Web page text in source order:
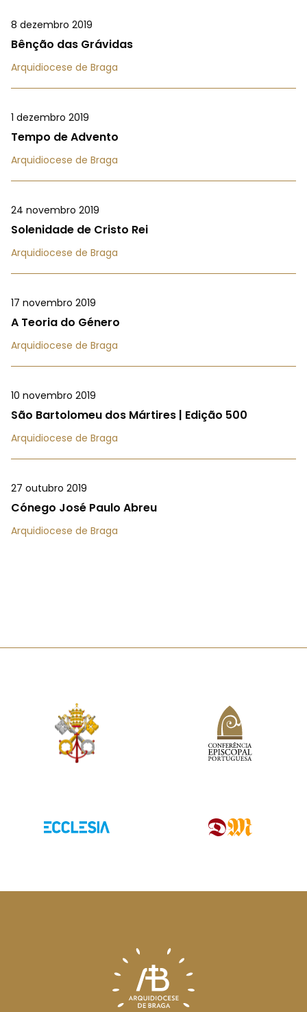
8 dezembro 2019
Bênção das Grávidas
Arquidiocese de Braga
1 dezembro 2019
Tempo de Advento
Arquidiocese de Braga
24 novembro 2019
Solenidade de Cristo Rei
Arquidiocese de Braga
17 novembro 2019
A Teoria do Género
Arquidiocese de Braga
10 novembro 2019
São Bartolomeu dos Mártires | Edição 500
Arquidiocese de Braga
27 outubro 2019
Cónego José Paulo Abreu
Arquidiocese de Braga